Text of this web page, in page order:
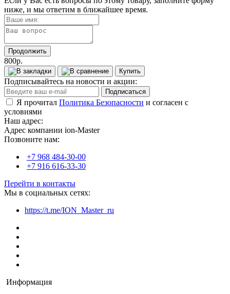
ниже, и мы ответим в ближайшее время.
Продолжить
800р.
Купить
Подписывайтесь на новости и акции:
Подписаться
Я прочитал Политика Безопасности и согласен с
условиями
Наш адрес:
Адрес компании ion-Master
Позвоните нам:
+7 968 484-30-00
+7 916 616-33-30
Перейти в контакты
Мы в социальных сетях:
https://t.me/ION_Master_ru
Информация